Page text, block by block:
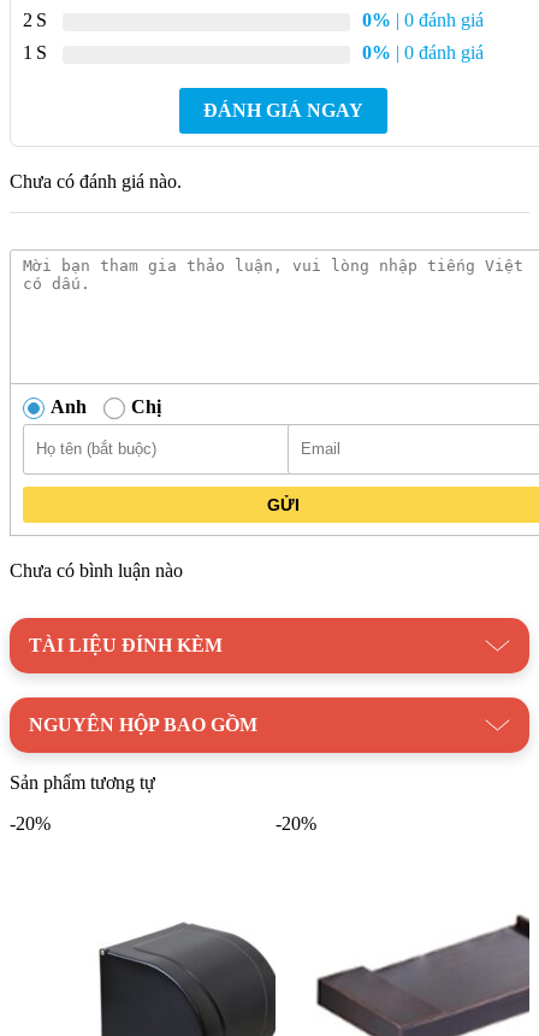
tạo điểm nhấn riêng cho tổng thể sản phẩm theo hướng cổ điển
và khác biệt hơn so với các mẫu treo giấy dạng thanh thẳng
thông thường.
Móc Treo Giấy Kanly GCK03B
2
0% | 0 đánh giá
1
0% | 0 đánh giá
ĐÁNH GIÁ NGAY
Chưa có đánh giá nào.
Anh Chị
GỬI
Chưa có bình luận nào
TÀI LIỆU ĐÍNH KÈM
NGUYÊN HỘP BAO GỒM
Sản phẩm tương tự
-20%
-20%